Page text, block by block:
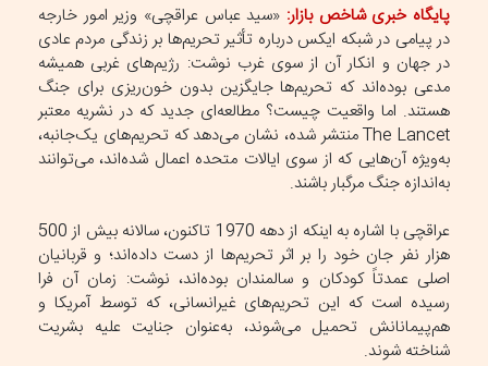
پایگاه خبری شاخص بازار: «سید عباس عراقچی» وزیر امور خارجه
در پیامی در شبکه ایکس درباره تأثیر تحریم‌ها بر زندگی مردم عادی
در جهان و انکار آن از سوی غرب نوشت: رژیم‌های غربی همیشه
مدعی‌ بوده‌اند که تحریم‌ها جایگزین بدون ‌خون‌ریزی برای جنگ
هستند. اما واقعیت چیست؟ مطالعه‌ای جدید که در نشریه معتبر
The Lancet منتشر شده، نشان می‌دهد که تحریم‌های یک‌جانبه،
به‌ویژه آن‌هایی که از سوی ایالات متحده اعمال شده‌اند، می‌توانند
به‌اندازه جنگ مرگبار باشند.
عراقچی با اشاره به اینکه از دهه 1970 تاکنون، سالانه بیش از 500
هزار نفر جان خود را بر اثر تحریم‌ها از دست داده‌اند؛ و قربانیان
اصلی عمدتاً کودکان و سالمندان بوده‌اند، نوشت: زمان آن فرا
رسیده است که این تحریم‌های غیرانسانی، که توسط آمریکا و
هم‌پیمانانش تحمیل می‌شوند، به‌عنوان جنایت علیه بشریت
شناخته شوند.